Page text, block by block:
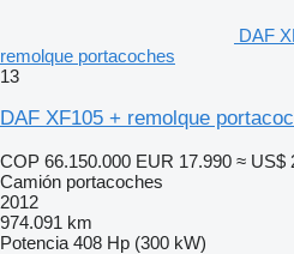
DAF
remolque portacoches
13
DAF XF105 + remolque
COP 66.150.000 EUR 17.990 ≈ US$
Camión portacoches
2012
974.091 km
Potencia 408 Hp (300 kW)